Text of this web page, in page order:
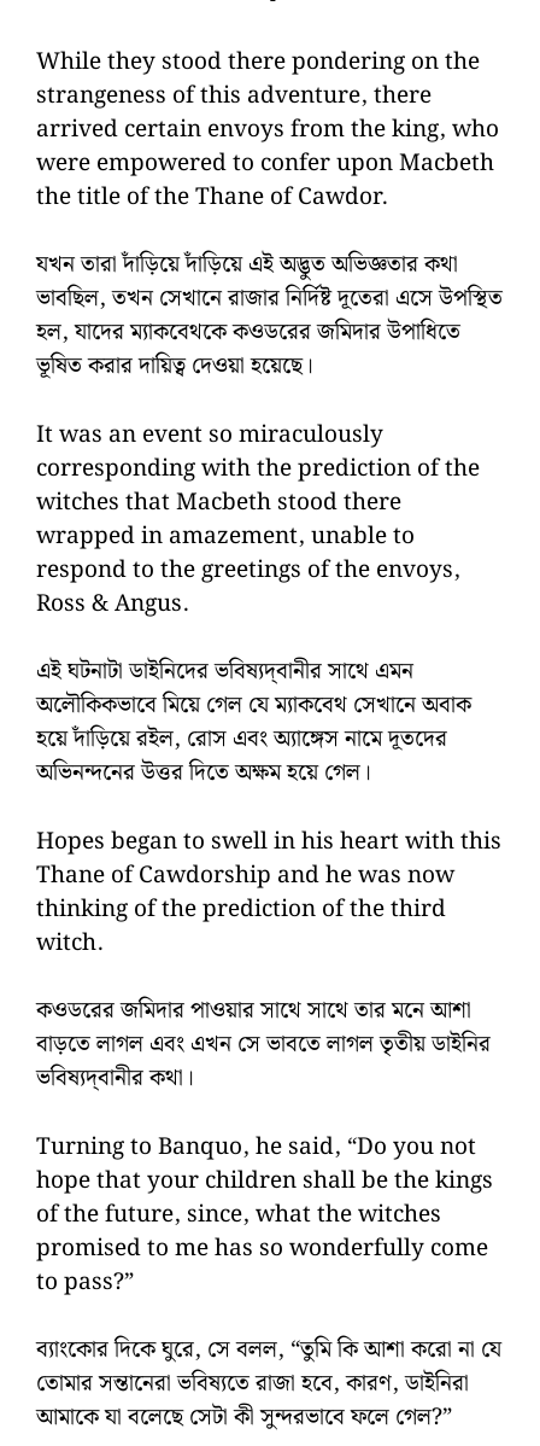
While they stood there pondering on the
strangeness of this adventure, there
arrived certain envoys from the king, who
were empowered to confer upon Macbeth
the title of the Thane of Cawdor.
যখন তারা দাঁড়িয়ে দাঁড়িয়ে এই অদ্ভুত অভিজ্ঞতার কথা
ভাবছিল, তখন সেখানে রাজার নির্দিষ্ট দূতেরা এসে উপস্থিত
হল, যাদের ম্যাকবেথকে কওডরের জমিদার উপাধিতে
ভূষিত করার দায়িত্ব দেওয়া হয়েছে।
It was an event so miraculously
corresponding with the prediction of the
witches that Macbeth stood there
wrapped in amazement, unable to
respond to the greetings of the envoys,
Ross & Angus.
এই ঘটনাটা ডাইনিদের ভবিষ্যদ্‌বানীর সাথে এমন
অলৌকিকভাবে মিয়ে গেল যে ম্যাকবেথ সেখানে অবাক
হয়ে দাঁড়িয়ে রইল, রোস এবং অ্যাঙ্গেস নামে দূতদের
অভিনন্দনের উত্তর দিতে অক্ষম হয়ে গেল।
Hopes began to swell in his heart with this
Thane of Cawdorship and he was now
thinking of the prediction of the third
witch.
কওডরের জমিদার পাওয়ার সাথে সাথে তার মনে আশা
বাড়তে লাগল এবং এখন সে ভাবতে লাগল তৃতীয় ডাইনির
ভবিষ্যদ্‌বানীর কথা।
Turning to Banquo, he said, “Do you not
hope that your children shall be the kings
of the future, since, what the witches
promised to me has so wonderfully come
to pass?”
ব্যাংকোর দিকে ঘুরে, সে বলল, “তুমি কি আশা করো না যে
তোমার সন্তানেরা ভবিষ্যতে রাজা হবে, কারণ, ডাইনিরা
আমাকে যা বলেছে সেটা কী সুন্দরভাবে ফলে গেল?”